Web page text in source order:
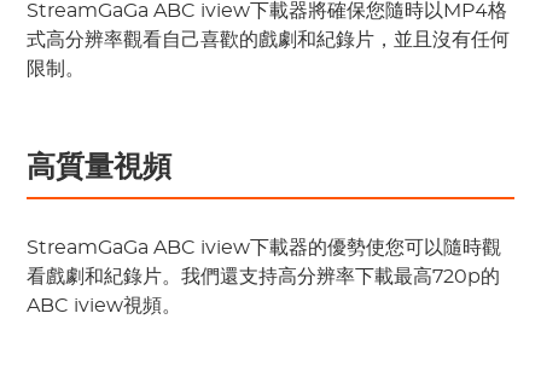
StreamGaGa ABC iview下載器將確保您隨時以MP4格
式高分辨率觀看自己喜歡的戲劇和紀錄片，並且沒有任何
限制。
高質量視頻
StreamGaGa ABC iview下載器的優勢使您可以隨時觀
看戲劇和紀錄片。我們還支持高分辨率下載最高720p的
ABC iview視頻。